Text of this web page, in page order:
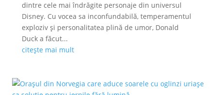
dintre cele mai îndrăgite personaje din universul
Disney. Cu vocea sa inconfundabilă, temperamentul
exploziv și personalitatea plină de umor, Donald
Duck a făcut...
citește mai mult